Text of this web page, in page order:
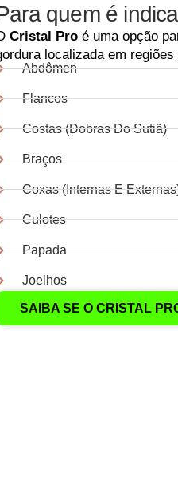
quem é
Cristal Pro é uma opção
localizada em
Abdômen
Flancos
Costas (dobras Do Sutiã)
Braços
Coxas (internas E
Culotes
Papada
Joelhos
SAIBA SE O CRISTAL